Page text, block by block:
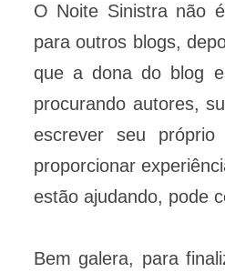
O Noite Sinistra não
para outros blogs,
que a dona do blog
procurando autores,
escrever seu
proporcionar
estão ajudando, pode
Bem galera, para